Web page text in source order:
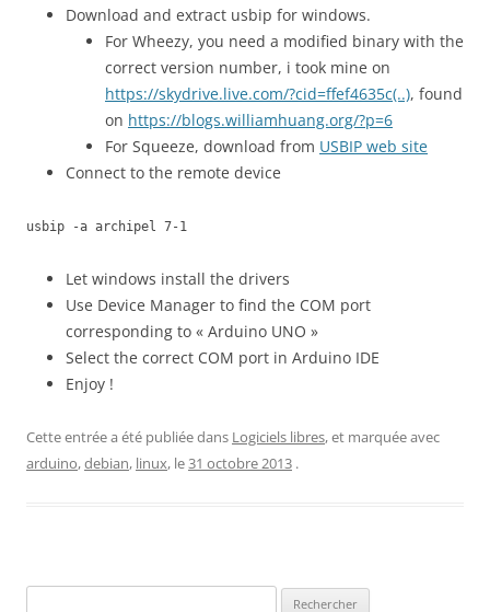
Download and extract usbip for windows.
For Wheezy, you need a modified binary with the
correct version number, i took mine on
https://skydrive.live.com/?cid=ffef4635c(..), found
on https://blogs.williamhuang.org/?p=6
For Squeeze, download from USBIP web site
Connect to the remote device
usbip -a archipel 7-1
Let windows install the drivers
Use Device Manager to find the COM port
corresponding to « Arduino UNO »
Select the correct COM port in Arduino IDE
Enjoy !
Cette entrée a été publiée dans Logiciels libres, et marquée avec
arduino,debian, linux, le31 octobre 2013 .